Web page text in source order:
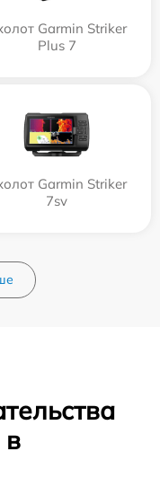
Garmin Striker
Plus 7
Garmin Striker
7sv
в